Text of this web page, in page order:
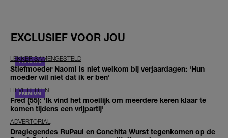
EXCLUSIEF VOOR JOU
LEKKER SAMENGESTELD
Stiefmoeder Naomi is niet welkom bij verjaardagen: 'Hun
moeder wil niet dat ik er ben'
LIEVE HELEEN
Fred (55): 'Ik vind het moeilijk om meerdere keren klaar te
komen tijdens een vrijpartij'
ADVERTORIAL
Draglegendes RuPaul en Conchita Wurst tegenkomen op de